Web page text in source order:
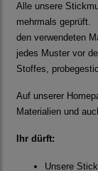
Alle unsere
mehrmals
den verwendeten
jedes Muster vor
Stoffes,
Auf unserer
Materialien und
Ihr dürft:
Unsere